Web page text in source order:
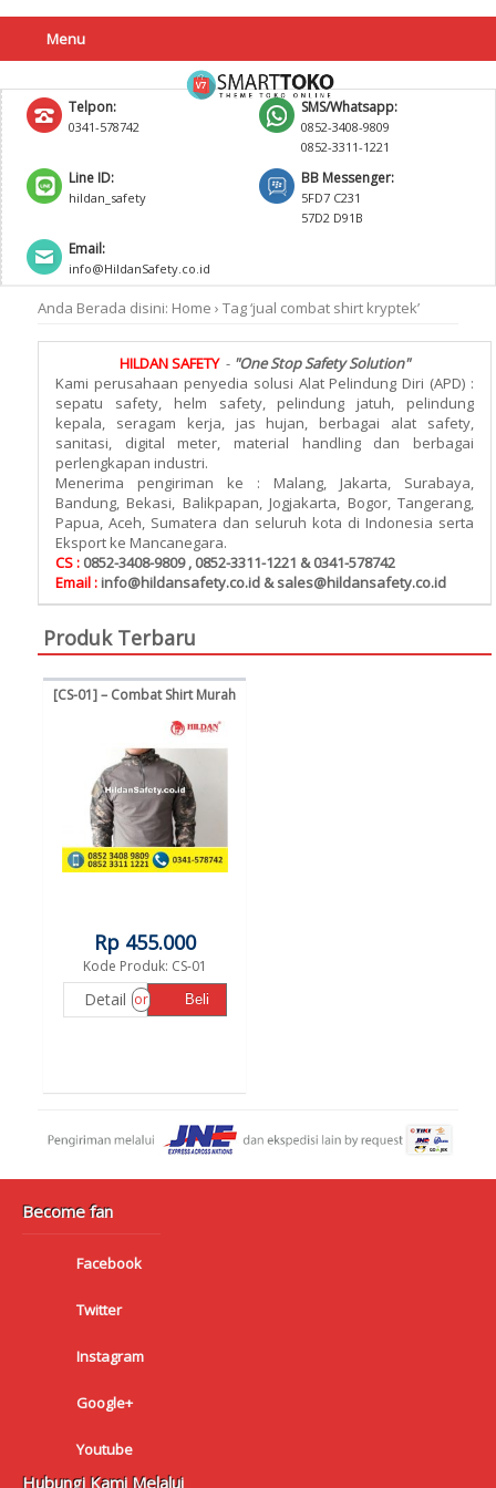
Menu
Telpon:
0341-578742
SMS/Whatsapp:
0852-3408-9809
0852-3311-1221
Line ID:
hildan_safety
BB Messenger:
5FD7 C231
57D2 D91B
Email:
info@HildanSafety.co.id
Anda Berada disini: Home › Tag ‘jual combat shirt kryptek’
HILDAN SAFETY- "One Stop Safety Solution"
Kami perusahaan penyedia solusi Alat Pelindung Diri (APD) :
sepatu safety, helm safety, pelindung jatuh, pelindung
kepala, seragam kerja, jas hujan, berbagai alat safety,
sanitasi, digital meter, material handling dan berbagai
perlengkapan industri.
Menerima pengiriman ke : Malang, Jakarta, Surabaya,
Bandung, Bekasi, Balikpapan, Jogjakarta, Bogor, Tangerang,
Papua, Aceh, Sumatera dan seluruh kota di Indonesia serta
Eksport ke Mancanegara.
CS : 0852-3408-9809 , 0852-3311-1221 & 0341-578742
Email : info@hildansafety.co.id & sales@hildansafety.co.id
Produk Terbaru
[CS-01] – Combat Shirt Murah
Rp 455.000
Kode Produk: CS-01
Detail or Beli
Become fan
Facebook
Twitter
Instagram
Google+
Youtube
Hubungi Kami Melalui